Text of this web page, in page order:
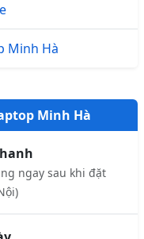
Minh Hà
Minh Hà
ngay sau khi đặt